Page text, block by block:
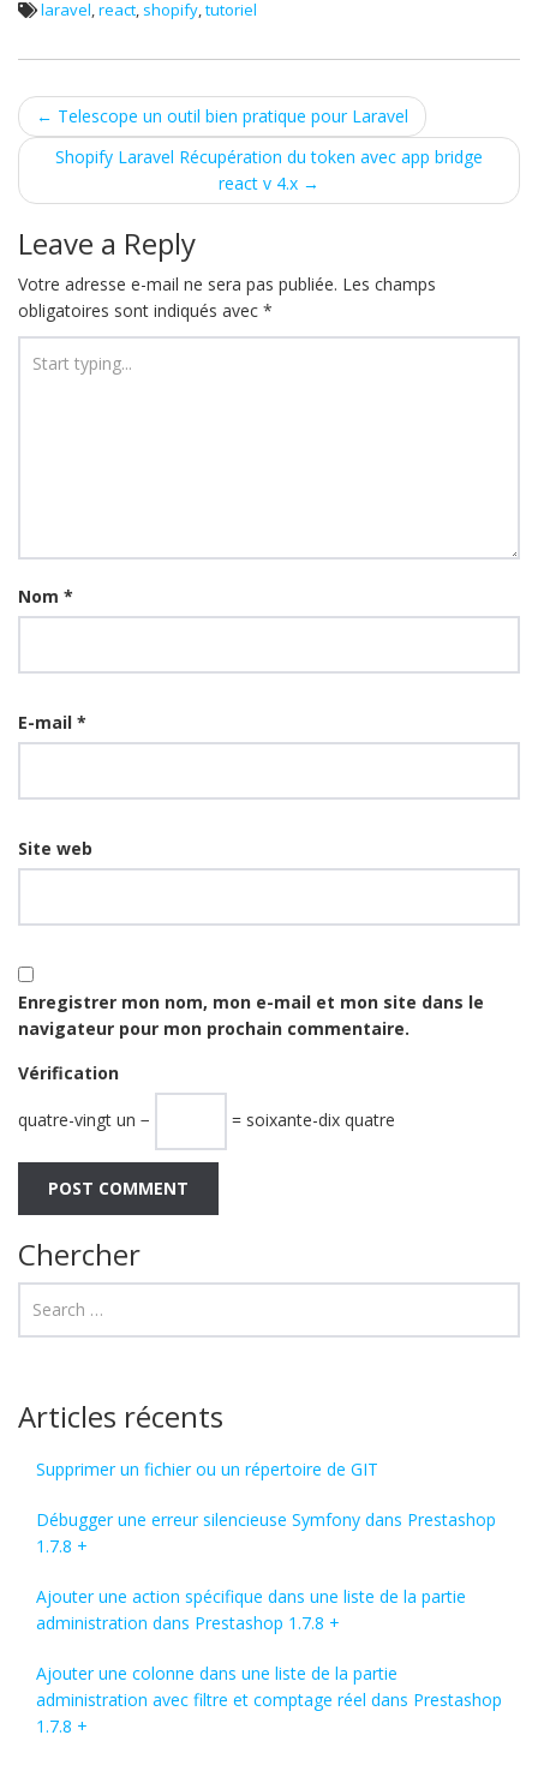
laravel,react, shopify,tutoriel
Post
navigation
← Telescope un outil bien pratique pour Laravel
Shopify Laravel Récupération du token avec app bridge
react v 4.x →
Leave a Reply
Votre adresse e-mail ne sera pas publiée. Les champs
obligatoires sont indiqués avec *
Nom *
E-mail *
Site web
Enregistrer mon nom, mon e-mail et mon site dans le
navigateur pour mon prochain commentaire.
Vérification
quatre-vingt un − = soixante-dix quatre
Chercher
Articles récents
Supprimer un fichier ou un répertoire de GIT
Débugger une erreur silencieuse Symfony dans Prestashop
1.7.8 +
Ajouter une action spécifique dans une liste de la partie
administration dans Prestashop 1.7.8 +
Ajouter une colonne dans une liste de la partie
administration avec filtre et comptage réel dans Prestashop
1.7.8 +